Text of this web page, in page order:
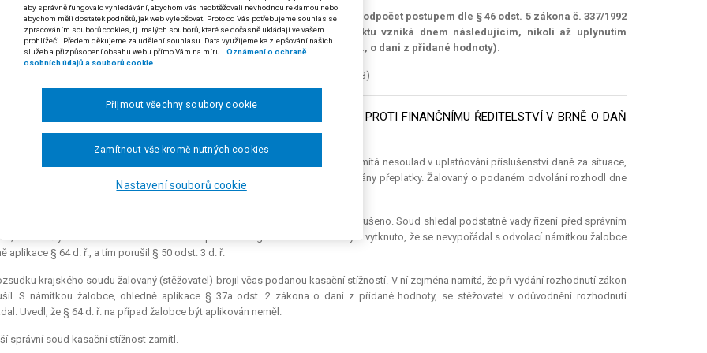
li správce daně na základě podaného daňového přiznání nadměrný odpočet postupem dle § 46 odst. 5 zákona č. 337/1992
správě daní a poplatků, přeplatek na osobním účtu daňového subjektu vzniká dnem následujícím, nikoli až uplynutím
lhůty stanovené pro vrácení přeplatku (§ 37a zákona č. 588/1992 Sb., o dani z přidané hodnoty).
rozsudku Nejvyššího správního soudu ze dne 15. 11. 2007, čj. 5 Afs 181/2006-63)
S RUČENÍM OMEZENÝM STORA ENSO TIMBER ŽDÍREC PROTI FINANČNÍMU ŘEDITELSTVÍ V BRNĚ O DAŇ
HODNOTY, O KASAČNÍ STÍŽNOSTI ŽALOVANÉHO.
dne 16. 8. 2004 podal odvolání proti platebnímu výměru na penále. V něm namítá nesoulad v uplatňování příslušenství daně za situace,
vyměřováno i za dobu, po kterou jsou na jeho daňových účtech evidovány přeplatky. Žalovaný o podaném odvolání rozhodl dne
žalovaného bylo rozsudkem Krajského soudu v Brně ze dne 10. 3. 2006 zrušeno. Soud shledal podstatné vady řízení před správním
které měly vliv na zákonnost rozhodnutí správního orgánu. Žalovanému bylo vytknuto, že se nevypořádal s odvolací námitkou žalobce
aplikace § 64 d. ř., a tím porušil § 50 odst. 3 d. ř.
krajského soudu žalovaný (stěžovatel) brojil včas podanou kasační stížností. V ní zejména namítá, že při vydání rozhodnutí zákon
S námitkou žalobce, ohledně aplikace § 37a odst. 2 zákona o dani z přidané hodnoty, se stěžovatel v odůvodnění rozhodnutí
Uvedl, že § 64 d. ř. na případ žalobce být aplikován neměl.
správní soud kasační stížnost zamítl.
aby správně fungovalo vyhledávání, abychom vás neobtěžovali nevhodnou reklamou nebo
abychom měli dostatek podnětů, jak web vylepšovat. Proto od Vás potřebujeme souhlas se
zpracováním souborů cookies, tj. malých souborů, které se dočasně ukládají ve vašem
prohlížeči. Předem děkujeme za udělení souhlasu. Data využijeme ke zlepšování našich
služeb a přizpůsobení obsahu webu přímo Vám na míru.
Oznámení o ochraně
osobních údajů a souborů cookie
Nastavení souborů cookie
Zamítnout vše kromě nutných cookies
Přijmout všechny soubory cookie